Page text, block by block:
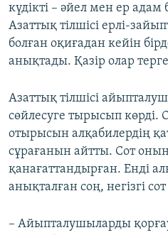
күдікті – әйел мен ер
Азаттық тілшісі ерлі-
болған оқиғадан кейін
анықтады. Қазір олар
Азаттық тілшісі
сөйлесуге тырысып көрді.
отырысын алқабилердің
сұрағанын айтты. Сот оның
қанағаттандырған. Енді
анықталған соң, негізгі
– Айыпталушыларды